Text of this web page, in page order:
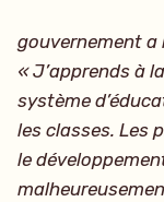
gouvernement a
« J’apprends à
système
les classes. Les
le